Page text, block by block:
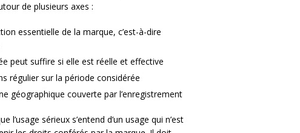
de plusieurs axes :
essentielle de la marque, c’est-à-dire
peut suffire si elle est réelle et effective
régulier sur la période considérée
géographique couverte par l’enregistrement
l’usage sérieux s’entend d’un usage qui n’est